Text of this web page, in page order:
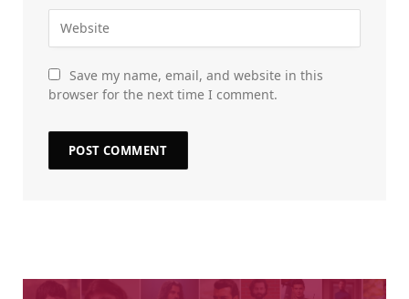
Save my name, email, and website in this
browser for the next time I comment.